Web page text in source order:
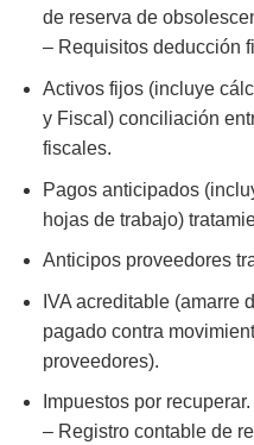
de reserva de
– Requisitos deducción
Activos fijos (incluye
y Fiscal) conciliación
fiscales.
Pagos anticipados
hojas de trabajo)
Anticipos proveedores
IVA acreditable (amarre
pagado contra
proveedores).
Impuestos por recuperar.
– Registro contable de